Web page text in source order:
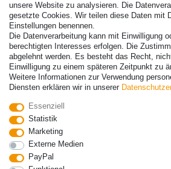
© Copyright 2026 | Alle Rechte vorbehalten. - Alle
Preisangaben inkl. gesetzl. 19% MwSt. | Grundpreise
Lieferungen nach Deutschland!
Vertrag widerrufen Kontakt
unsere Website zu analysieren. Die
gesetzte Cookies. Wir teilen diese Daten mit
Einstellungen benennen.
Die Datenverarbeitung kann mit Einwilligung
berechtigten Interesses erfolgen. Die
abgelehnt werden. Es besteht das Recht,
Einwilligung zu einem späteren Zeitpunkt zu
Weitere Informationen zur Verwendung
Diensten erklären wir in unserer
Essenziell
Statistik
Marketing
Externe Medien
PayPal